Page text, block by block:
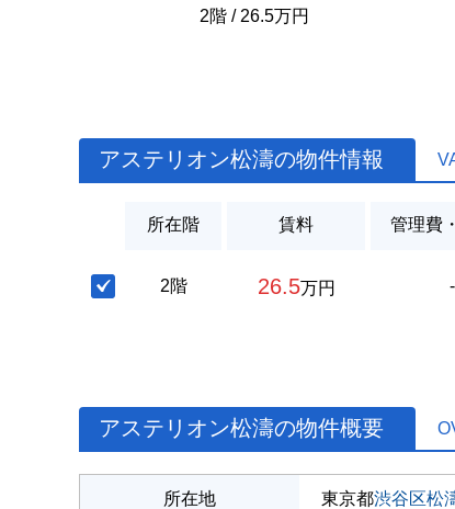
2階 / 26.5万円
アステリオン松濤の物件情報
所在階 賃料 管理費
2階 26.5万円 -
アステリオン松濤の物件概要
所在地 東京都渋谷区松